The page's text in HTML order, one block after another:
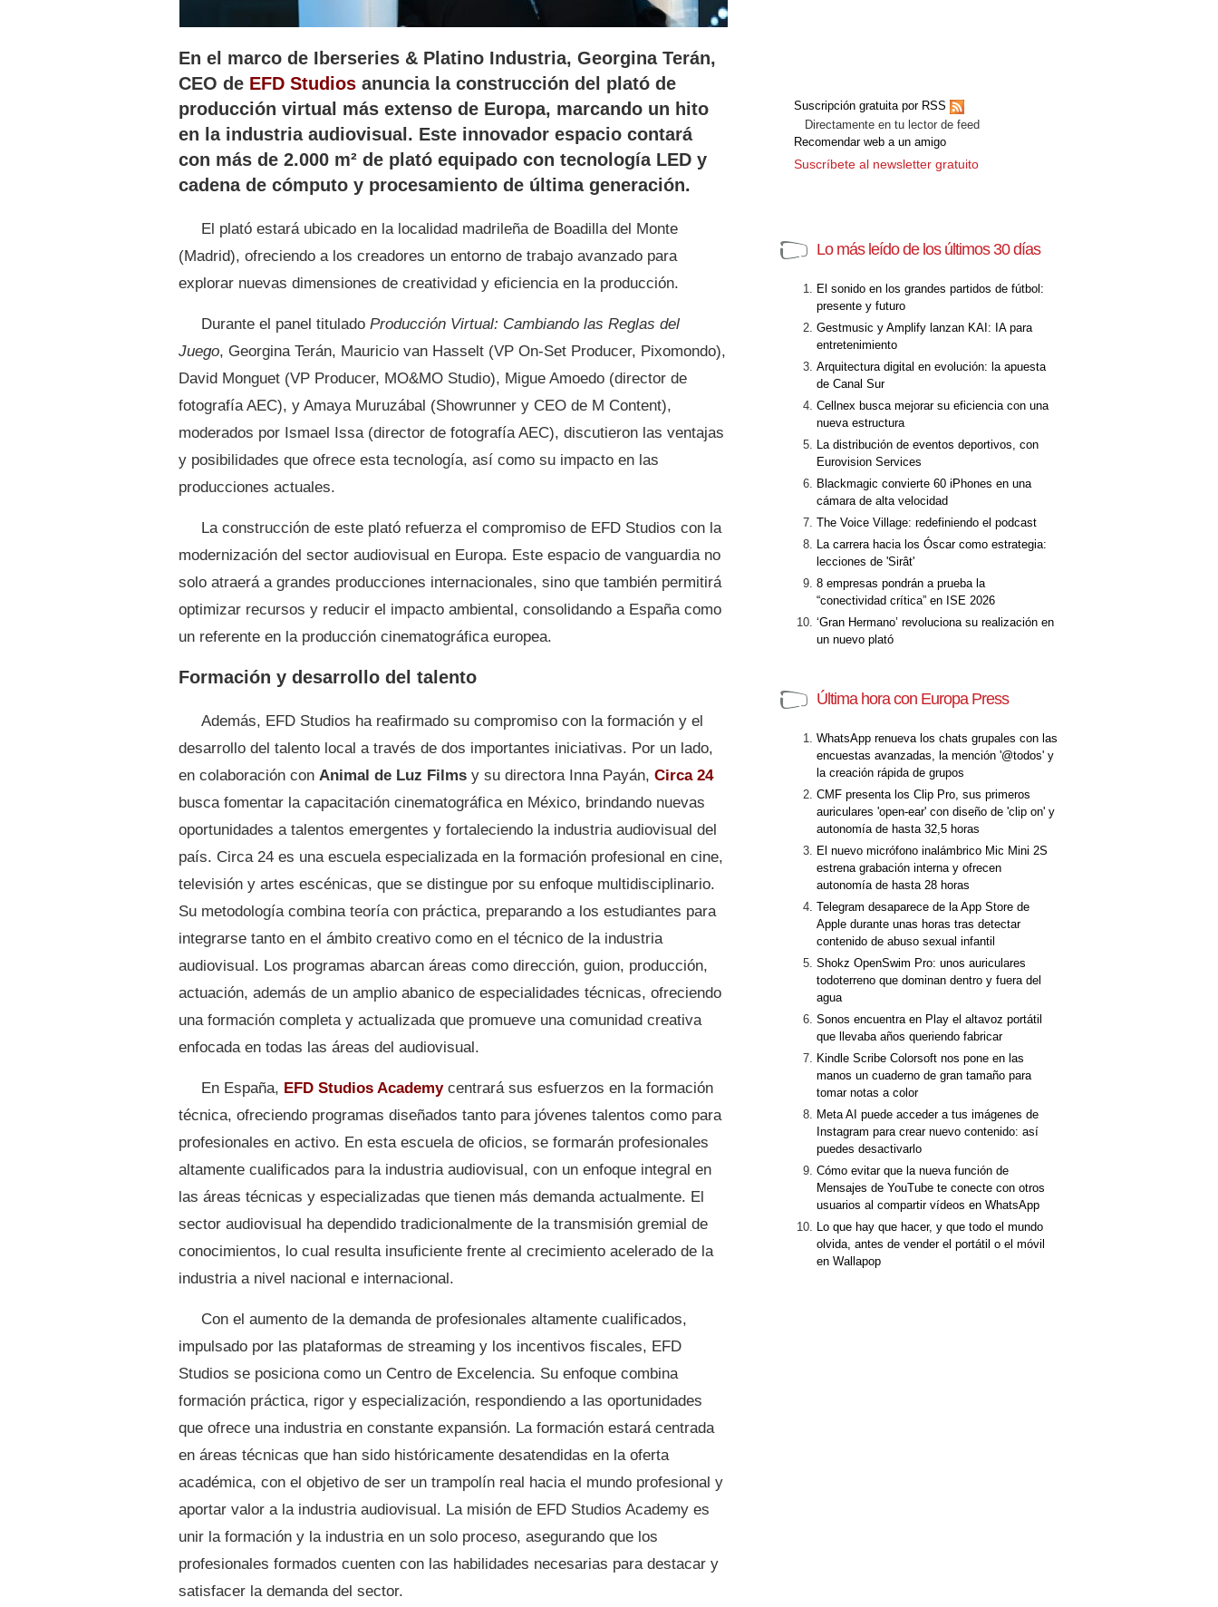
En el marco de Iberseries & Platino Industria, Georgina Terán,
CEO de EFD Studios anuncia la construcción del plató de
producción virtual más extenso de Europa, marcando un hito
en la industria audiovisual. Este innovador espacio contará
con más de 2.000 m² de plató equipado con tecnología LED y
cadena de cómputo y procesamiento de última generación.
El plató estará ubicado en la localidad madrileña de Boadilla del Monte
(Madrid), ofreciendo a los creadores un entorno de trabajo avanzado para
explorar nuevas dimensiones de creatividad y eficiencia en la producción.
Durante el panel titulado Producción Virtual: Cambiando las Reglas del
Juego, Georgina Terán, Mauricio van Hasselt (VP On-Set Producer, Pixomondo),
David Monguet (VP Producer, MO&MO Studio), Migue Amoedo (director de
fotografía AEC), y Amaya Muruzábal (Showrunner y CEO de M Content),
moderados por Ismael Issa (director de fotografía AEC), discutieron las ventajas
y posibilidades que ofrece esta tecnología, así como su impacto en las
producciones actuales.
La construcción de este plató refuerza el compromiso de EFD Studios con la
modernización del sector audiovisual en Europa. Este espacio de vanguardia no
solo atraerá a grandes producciones internacionales, sino que también permitirá
optimizar recursos y reducir el impacto ambiental, consolidando a España como
un referente en la producción cinematográfica europea.
Formación y desarrollo del talento
Además, EFD Studios ha reafirmado su compromiso con la formación y el
desarrollo del talento local a través de dos importantes iniciativas. Por un lado,
en colaboración con Animal de Luz Films y su directora Inna Payán, Circa 24
busca fomentar la capacitación cinematográfica en México, brindando nuevas
oportunidades a talentos emergentes y fortaleciendo la industria audiovisual del
país. Circa 24 es una escuela especializada en la formación profesional en cine,
televisión y artes escénicas, que se distingue por su enfoque multidisciplinario.
Su metodología combina teoría con práctica, preparando a los estudiantes para
integrarse tanto en el ámbito creativo como en el técnico de la industria
audiovisual. Los programas abarcan áreas como dirección, guion, producción,
actuación, además de un amplio abanico de especialidades técnicas, ofreciendo
una formación completa y actualizada que promueve una comunidad creativa
enfocada en todas las áreas del audiovisual.
En España, EFD Studios Academycentrará sus esfuerzos en la formación
técnica, ofreciendo programas diseñados tanto para jóvenes talentos como para
profesionales en activo. En esta escuela de oficios, se formarán profesionales
altamente cualificados para la industria audiovisual, con un enfoque integral en
las áreas técnicas y especializadas que tienen más demanda actualmente. El
sector audiovisual ha dependido tradicionalmente de la transmisión gremial de
conocimientos, lo cual resulta insuficiente frente al crecimiento acelerado de la
industria a nivel nacional e internacional.
Con el aumento de la demanda de profesionales altamente cualificados,
impulsado por las plataformas de streaming y los incentivos fiscales, EFD
Studios se posiciona como un Centro de Excelencia. Su enfoque combina
formación práctica, rigor y especialización, respondiendo a las oportunidades
que ofrece una industria en constante expansión. La formación estará centrada
en áreas técnicas que han sido históricamente desatendidas en la oferta
académica, con el objetivo de ser un trampolín real hacia el mundo profesional y
aportar valor a la industria audiovisual. La misión de EFD Studios Academy es
unir la formación y la industria en un solo proceso, asegurando que los
profesionales formados cuenten con las habilidades necesarias para destacar y
satisfacer la demanda del sector.
Suscripción gratuita por RSS
Directamente en tu lector de feed
Recomendar web a un amigo
Suscríbete al newsletter gratuito
Lo más leído de los últimos 30 días
El sonido en los grandes partidos de fútbol:
presente y futuro
Gestmusic y Amplify lanzan KAI: IA para
entretenimiento
Arquitectura digital en evolución: la apuesta
de Canal Sur
Cellnex busca mejorar su eficiencia con una
nueva estructura
La distribución de eventos deportivos, con
Eurovision Services
Blackmagic convierte 60 iPhones en una
cámara de alta velocidad
The Voice Village: redefiniendo el podcast
La carrera hacia los Óscar como estrategia:
lecciones de 'Sirât'
8 empresas pondrán a prueba la
“conectividad crítica” en ISE 2026
‘Gran Hermano’ revoluciona su realización en
un nuevo plató
Última hora con Europa Press
WhatsApp renueva los chats grupales con las
encuestas avanzadas, la mención '@todos' y
la creación rápida de grupos
CMF presenta los Clip Pro, sus primeros
auriculares 'open-ear' con diseño de 'clip on' y
autonomía de hasta 32,5 horas
El nuevo micrófono inalámbrico Mic Mini 2S
estrena grabación interna y ofrecen
autonomía de hasta 28 horas
Telegram desaparece de la App Store de
Apple durante unas horas tras detectar
contenido de abuso sexual infantil
Shokz OpenSwim Pro: unos auriculares
todoterreno que dominan dentro y fuera del
agua
Sonos encuentra en Play el altavoz portátil
que llevaba años queriendo fabricar
Kindle Scribe Colorsoft nos pone en las
manos un cuaderno de gran tamaño para
tomar notas a color
Meta AI puede acceder a tus imágenes de
Instagram para crear nuevo contenido: así
puedes desactivarlo
Cómo evitar que la nueva función de
Mensajes de YouTube te conecte con otros
usuarios al compartir vídeos en WhatsApp
Lo que hay que hacer, y que todo el mundo
olvida, antes de vender el portátil o el móvil
en Wallapop